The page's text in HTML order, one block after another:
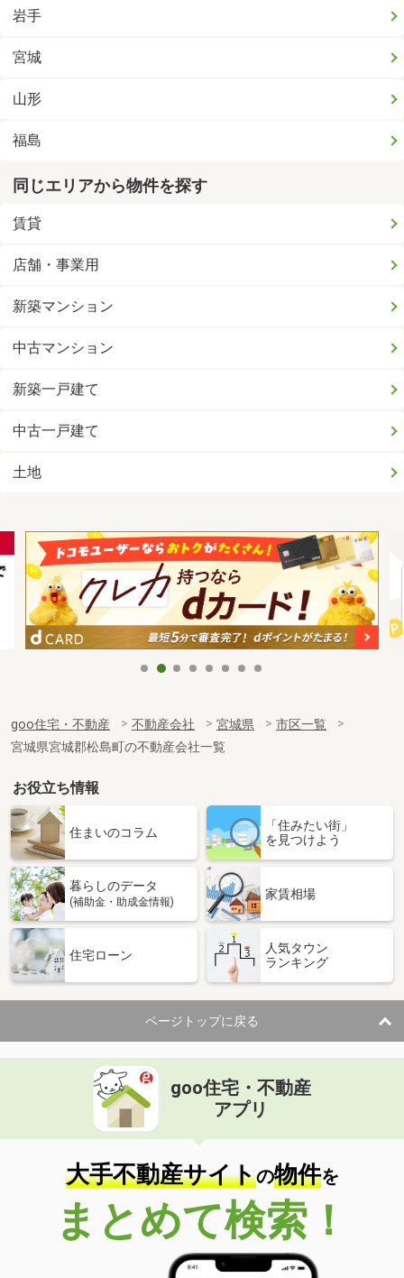
岩手
宮城
山形
福島
同じエリアから物件を探す
賃貸
店舗・事業用
新築マンション
中古マンション
新築一戸建て
中古一戸建て
土地
goo住宅・不動産 不動産会社 宮城県
市区一覧
宮城県宮城郡松島町の不動産会社一覧
お役立ち情報
住まいのコラム
「住みたい街」
を見つけよう
暮らしのデータ
(補助金・助成金情報)
家賃相場
住宅ローン
人気タウン
ランキング
ページトップに戻る
goo住宅・不動産
アプリ
大手不動産サイトの物件を
まとめて検索！